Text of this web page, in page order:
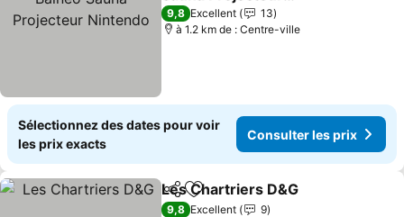
Nintendo
Consulter les prix
9,8 Excellent
13
à 1.2 km de : Centre-ville
Sélectionnez des dates pour voir
les prix exacts
Consulter les prix
PartagerAjouter à mes favoris
Les Chartriers D&G
9,8 Excellent
9